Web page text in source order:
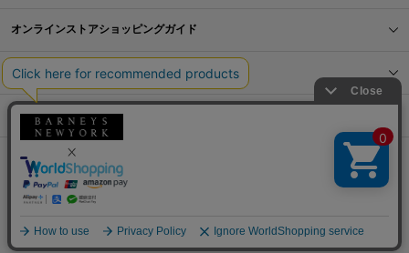
オンラインストアショッピングガイド
店舗情報
サービス